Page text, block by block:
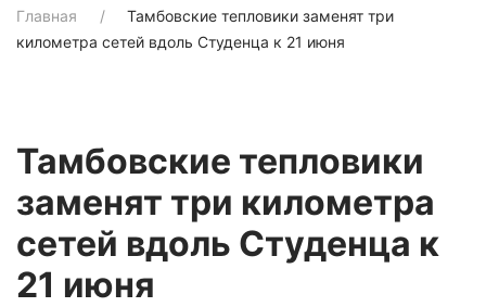
Главная
Тамбовские тепловики заменят три
километра сетей вдоль Студенца к 21 июня
Тамбовские тепловики
заменят три километра
сетей вдоль Студенца к
21 июня